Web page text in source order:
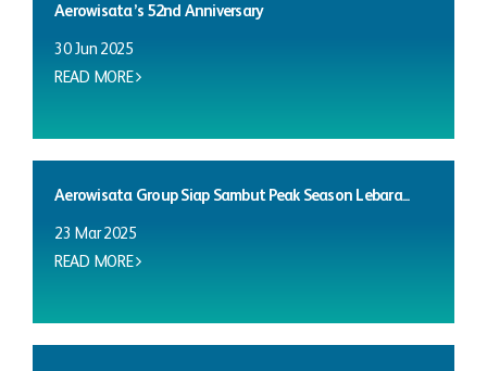
Aerowisata’s 52nd Anniversary
30 Jun 2025
READ MORE
Aerowisata Group Siap Sambut Peak Season Lebara...
23 Mar 2025
READ MORE